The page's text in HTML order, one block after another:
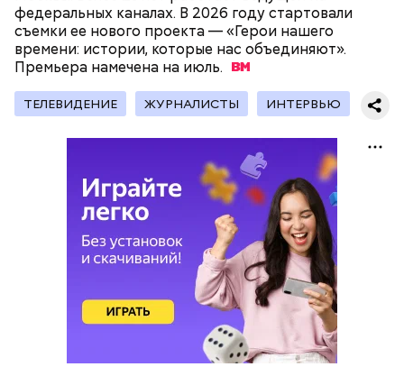
федеральных каналах. В 2026 году стартовали
съемки ее нового проекта — «Герои нашего
времени: истории, которые нас объединяют».
Премьера намечена на июль.
ТЕЛЕВИДЕНИЕ ЖУРНАЛИСТЫ ИНТЕРВЬЮ
День воздушных поцелуев отмечается с 1983 года.
В некоторых молодежных заведениях европейских
стран в этот праздник устраиваются
тематические вечеринки и флешмобы. Кроме того,
воздушный поцелуй близкому человеку через
социальные сети и мессенджеры.
День «Счастье случается» был инициирован
Тайным обществом счастливых людей, чтобы
напомнить людям, что счастье на самом деле
кроется в мелочах. Отпраздновать этот день
можно, поделившись с другими людьми
счастливыми моментами из своей жизни.